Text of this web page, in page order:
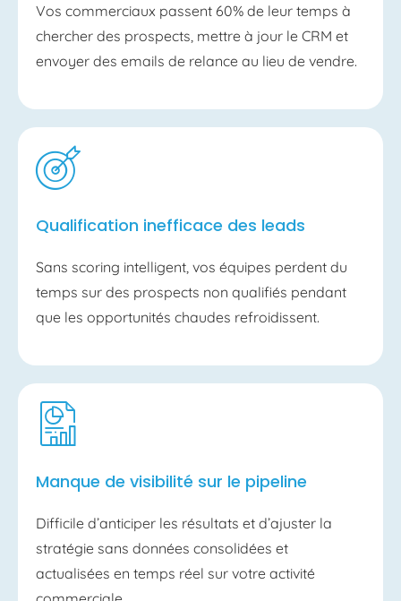
Vos commerciaux passent 60% de leur temps à
chercher des prospects, mettre à jour le CRM et
envoyer des emails de relance au lieu de vendre.
Qualification inefficace des leads
Sans scoring intelligent, vos équipes perdent du
temps sur des prospects non qualifiés pendant
que les opportunités chaudes refroidissent.
Manque de visibilité sur le pipeline
Difficile d’anticiper les résultats et d’ajuster la
stratégie sans données consolidées et
actualisées en temps réel sur votre activité